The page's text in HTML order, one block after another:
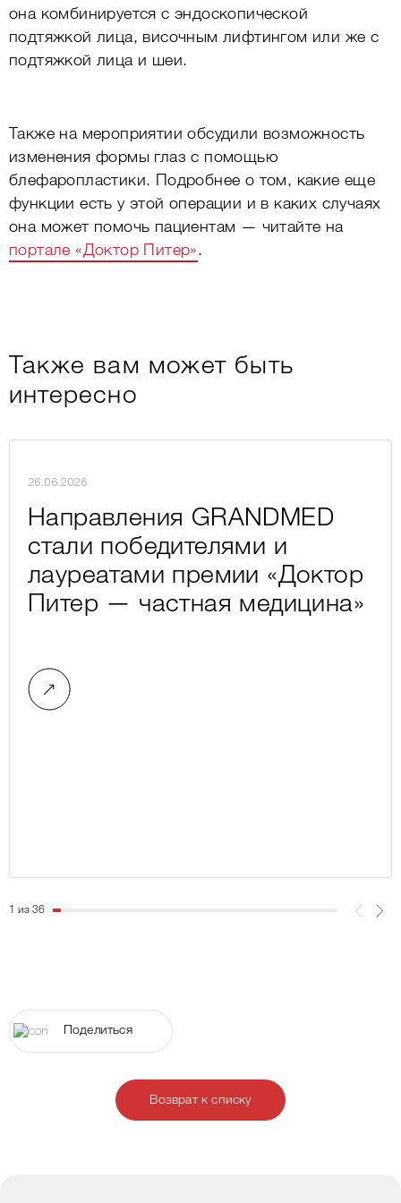
она комбинируется с эндоскопической
подтяжкой лица, височным лифтингом или же с
подтяжкой лица и шеи.
Также на мероприятии обсудили возможность
изменения формы глаз с помощью
блефаропластики. Подробнее о том, какие еще
функции есть у этой операции и в каких случаях
она может помочь пациентам — читайте на
портале «Доктор Питер».
Также вам может быть
интересно
26.06.2026
Направления GRANDMED
стали победителями и
лауреатами премии «Доктор
Питер — частная медицина»
1 из 36
Поделиться
Возврат к списку